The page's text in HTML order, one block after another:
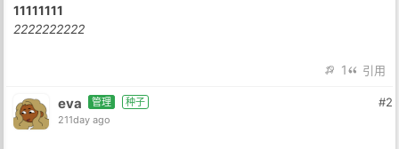
11111111
2222222222
1 引用
eva 管理
种子
211day ago
#2